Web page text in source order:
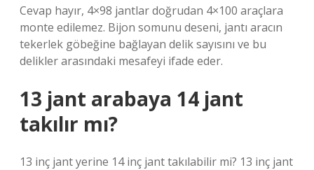
Cevap hayır, 4×98 jantlar doğrudan 4×100 araçlara
monte edilemez. Bijon somunu deseni, jantı aracın
tekerlek göbeğine bağlayan delik sayısını ve bu
delikler arasındaki mesafeyi ifade eder.
13 jant arabaya 14 jant
takılır mı?
13 inç jant yerine 14 inç jant takılabilir mi? 13 inç jant